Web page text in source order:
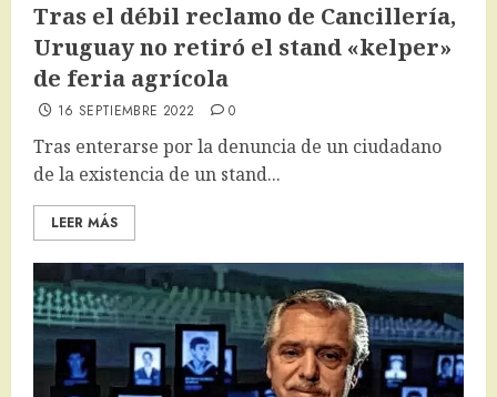
Tras el débil reclamo de Cancillería,
Uruguay no retiró el stand «kelper»
de feria agrícola
16 SEPTIEMBRE 2022 0
Tras enterarse por la denuncia de un ciudadano
de la existencia de un stand...
LEER MÁS